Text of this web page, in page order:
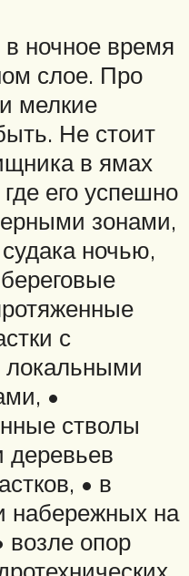
ночное время
слое. Про
мелкие
Не стоит
в ямах
его успешно
зонами,
ночью,
с
локальными
•
стволы
деревьев
• в
набережных на
возле опор